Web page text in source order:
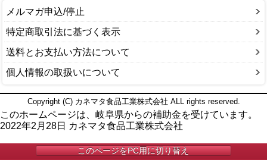
メルマガ申込/停止
特定商取引法に基づく表示
送料とお支払い方法について
個人情報の取扱いについて
Copyright (C) カネマタ食品工業株式会社 ALL rights reserved.
このホームページは、岐阜県からの補助金を受けています。
2022年2月28日 カネマタ食品工業株式会社
このページをPC用に切り替え